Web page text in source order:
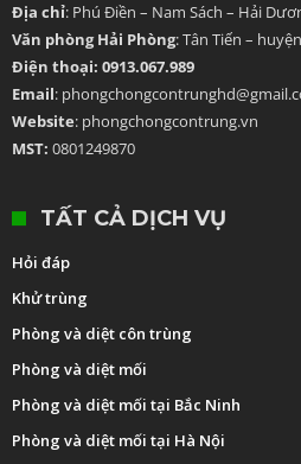
Địa chỉ: Phú Điền – Nam Sách – Hải
Văn phòng Hải Phòng: Tân Tiến –
Điện thoại: 0913.067.989
Email:
Website: phongchongcontrung.vn
MST: 0801249870
TẤT CẢ DỊCH VỤ
Hỏi đáp
Khử trùng
Phòng và diệt côn trùng
Phòng và diệt mối
Phòng và diệt mối tại Bắc Ninh
Phòng và diệt mối tại Hà Nội